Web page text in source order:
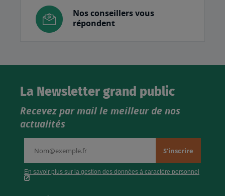
Nos conseillers vous
répondent
La Newsletter grand public
Recevez par mail le meilleur de nos
actualités